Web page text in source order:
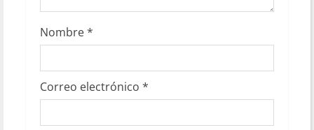
Nombre*
Correo electrónico *